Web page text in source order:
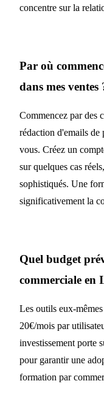
concentre sur la
Par où
dans mes ventes
Commencez par des
rédaction d'emails de
vous. Créez un
sur quelques cas
sophistiqués. Une
significativement la
Quel budget
commerciale en
Les outils eux-
20€/mois par
investissement porte
pour garantir une
formation par